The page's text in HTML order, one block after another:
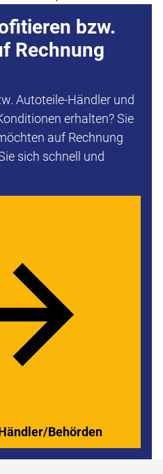
bzw.
Rechnung
Autoteile-Händler und
erhalten? Sie
auf Rechnung
sich schnell und
Behörden